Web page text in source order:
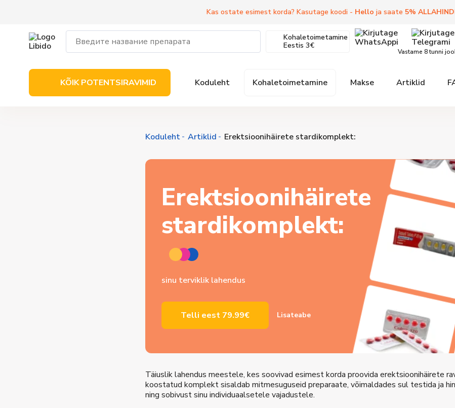
Kas ostate esimest korda? Kasutage koodi - Hello ja saate 5%
Kohaletoimetamine
Eestis 3€
Vastame 8 tunni
KÕIK POTENTSIRAVIMID Koduleht Kohaletoimetamine Makse Artiklid
Koduleht Artiklid Erektsioonihäirete stardikomplekt:
Erektsioonihäirete
stardikomplekt:
sinu terviklik lahendus
Telli eest 79.99€ Lisateabe
Täiuslik lahendus meestele, kes soovivad esimest korda proovida erektsioonihäirete
koostatud komplekt sisaldab mitmesuguseid preparaate, võimaldades sul testida ja
ning sobivust sinu individuaalsetele vajadustele.